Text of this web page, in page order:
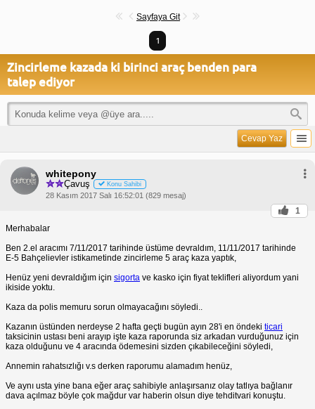
Sayfaya Git
1
Zincirleme kazada ki birinci araç benden para
talep ediyor
Cevap Yaz
whitepony
Çavuş Konu Sahibi
28 Kasım 2017 Salı 16:52:01 (829 mesaj)
1
Merhabalar
Ben 2.el aracımı 7/11/2017 tarihinde üstüme devraldım, 11/11/2017 tarihinde
E-5 Bahçelievler istikametinde zincirleme 5 araç kaza yaptık,
Henüz yeni devraldığım için sigorta ve kasko için fiyat teklifleri aliyordum yani
ikiside yoktu.
Kaza da polis memuru sorun olmayacağını söyledi..
Kazanın üstünden nerdeyse 2 hafta geçti bugün ayın 28'i en öndeki ticari
taksicinin ustası beni arayıp işte kaza raporunda siz arkadan vurduğunuz için
kaza olduğunu ve 4 aracında ödemesini sizden çıkabileceğini söyledi,
Annemin rahatsızlığı v.s derken raporumu alamadım henüz,
Ve aynı usta yine bana eğer araç sahibiyle anlaşırsanız olay tatlıya bağlanır
dava açılmaz böyle çok mağdur var haberin olsun diye tehditvari konuştu.